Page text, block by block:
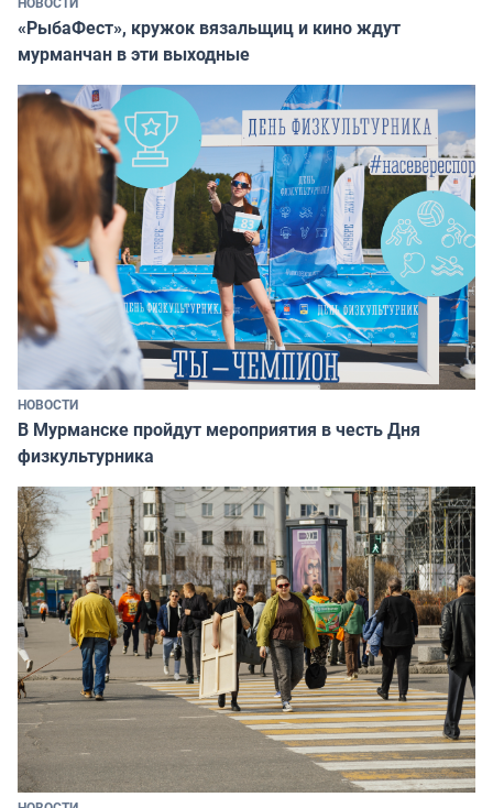
«РыбаФест», кружок вязальщиц и кино ждут
мурманчан в эти выходные
НОВОСТИ
В Мурманске пройдут мероприятия в честь Дня
физкультурника